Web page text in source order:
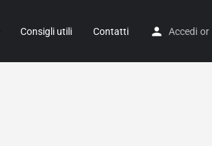
Consigli utili Contatti Accedi or